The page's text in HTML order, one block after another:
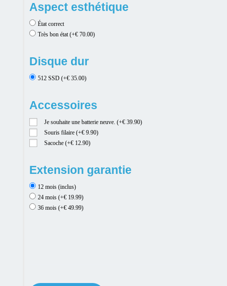
Aspect esthétique
État correct
Très bon état (+€ 70.00)
Disque dur
512 SSD (+€ 35.00)
Accessoires
Je souhaite une batterie neuve. (+€ 39.90)
Souris filaire (+€ 9.90)
Sacoche (+€ 12.90)
Extension garantie
12 mois (inclus)
24 mois (+€ 19.99)
36 mois (+€ 49.99)